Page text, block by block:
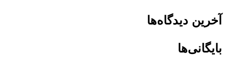
آخرین دیدگاه‌ها
بایگانی‌ها